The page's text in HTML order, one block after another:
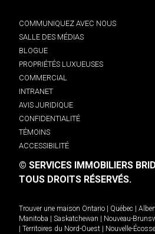
COMMUNIQUEZ AVEC NOUS
SALLE DES MÉDIAS
BLOGUE
PROPRIÉTÉS LUXUEUSES
COMMERCIAL
INTRANET
AVIS JURIDIQUE
CONFIDENTIALITÉ
TÉMOINS
ACCESSIBILITÉ
© SERVICES IMMOBILIERS
TOUS DROITS RÉSERVÉS.
Trouver une maison Ontario Québec
Manitoba
Saskatchewan Nouveau-
Territoires du Nord-Ouest Nouvelle-Écosse